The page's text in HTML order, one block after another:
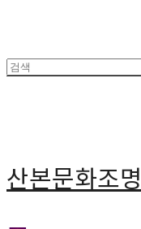
산본문화조명